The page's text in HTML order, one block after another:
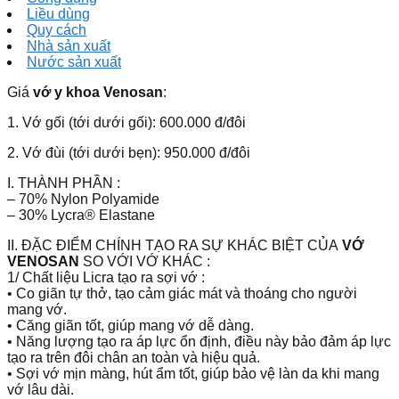
Liều dùng
Quy cách
Nhà sản xuất
Nước sản xuất
Giá vớ y khoa Venosan:
1. Vớ gối (tới dưới gối): 600.000 đ/đôi
2. Vớ đùi (tới dưới bẹn): 950.000 đ/đôi
I. THÀNH PHẦN :
– 70% Nylon Polyamide
– 30% Lycra® Elastane
II. ĐẶC ĐIỂM CHÍNH TẠO RA SỰ KHÁC BIỆT CỦA VỚ
VENOSAN SO VỚI VỚ KHÁC :
1/ Chất liệu Licra tạo ra sợi vớ :
• Co giãn tự thở, tạo cảm giác mát và thoáng cho người
mang vớ.
• Căng giãn tốt, giúp mang vớ dễ dàng.
• Năng lượng tạo ra áp lực ổn định, điều này bảo đảm áp lực
tạo ra trên đôi chân an toàn và hiệu quả.
• Sợi vớ mịn màng, hút ẩm tốt, giúp bảo vệ làn da khi mang
vớ lâu dài.